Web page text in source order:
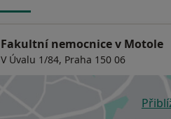
Fakultní nemocnice v Motole
V Úvalu 1/84, Praha 150 06